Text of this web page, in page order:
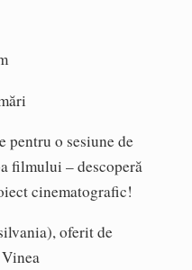
pentru o sesiune de
filmului – descoperă
cinematografic!
oferit de